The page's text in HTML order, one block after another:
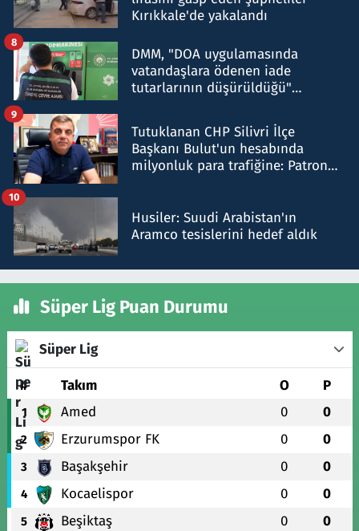
Kırıkkale'de yakalandı
DMM, "DOA uygulamasında
vatandaşlara ödenen iade
tutarlarının düşürüldüğü"
8
Tutuklanan CHP Silivri İlçe
Başkanı Bulut'un hesabında
milyonluk para trafiğine: Patron
9
Husiler: Suudi Arabistan'ın
Aramco tesislerini hedef aldık
10
Süper Lig Puan Durumu
Süper Lig
# Takım O P
1 Amed 0 0
2 Erzurumspor FK 0 0
3 Başakşehir 0 0
4 Kocaelispor 0 0
5 Beşiktaş 0 0